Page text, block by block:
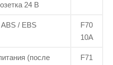
24 В
/ EBS
F70
10А
(после
F71